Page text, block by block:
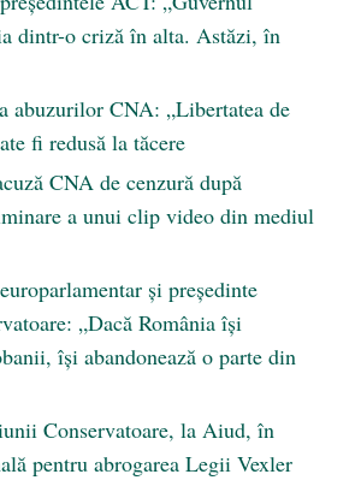
dintr-o criză în alta. Astăzi, în
abuzurilor CNA: „Libertatea de
fi redusă la tăcere
CNA de cenzură după
a unui clip video din mediul
și președinte
„Dacă România își
își abandonează o parte din
Conservatoare, la Aiud, în
pentru abrogarea Legii Vexler